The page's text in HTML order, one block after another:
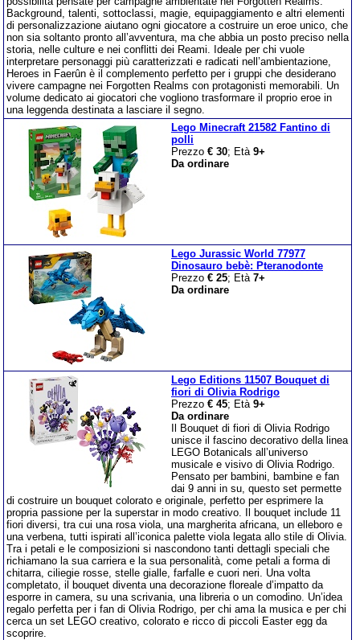
Background, talenti, sottoclassi, magie, equipaggiamento e altri elementi
di personalizzazione aiutano ogni giocatore a costruire un eroe unico, che
non sia soltanto pronto all’avventura, ma che abbia un posto preciso nella
storia, nelle culture e nei conflitti dei Reami. Ideale per chi vuole
interpretare personaggi più caratterizzati e radicati nell’ambientazione,
Heroes in Faerûn è il complemento perfetto per i gruppi che desiderano
vivere campagne nei Forgotten Realms con protagonisti memorabili. Un
volume dedicato ai giocatori che vogliono trasformare il proprio eroe in
una leggenda destinata a lasciare il segno.
Lego Minecraft 21582 Fantino di
polli
Prezzo € 30; Età 9+
Da ordinare
Lego Jurassic World 77977
Dinosauro bebè: Pteranodonte
Prezzo € 25; Età 7+
Da ordinare
Lego Editions 11507 Bouquet di
fiori di Olivia Rodrigo
Prezzo € 45; Età 9+
Da ordinare
Il Bouquet di fiori di Olivia Rodrigo
unisce il fascino decorativo della linea
LEGO Botanicals all’universo
musicale e visivo di Olivia Rodrigo.
Pensato per bambini, bambine e fan
dai 9 anni in su, questo set permette
di costruire un bouquet colorato e originale, perfetto per esprimere la
propria passione per la superstar in modo creativo. Il bouquet include 11
fiori diversi, tra cui una rosa viola, una margherita africana, un elleboro e
una verbena, tutti ispirati all’iconica palette viola legata allo stile di Olivia.
Tra i petali e le composizioni si nascondono tanti dettagli speciali che
richiamano la sua carriera e la sua personalità, come petali a forma di
chitarra, ciliegie rosse, stelle gialle, farfalle e cuori neri. Una volta
completato, il bouquet diventa una decorazione floreale d’impatto da
esporre in camera, su una scrivania, una libreria o un comodino. Un’idea
regalo perfetta per i fan di Olivia Rodrigo, per chi ama la musica e per chi
cerca un set LEGO creativo, colorato e ricco di piccoli Easter egg da
scoprire.